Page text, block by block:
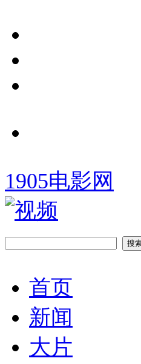
1905电影网
首页
新闻
大片